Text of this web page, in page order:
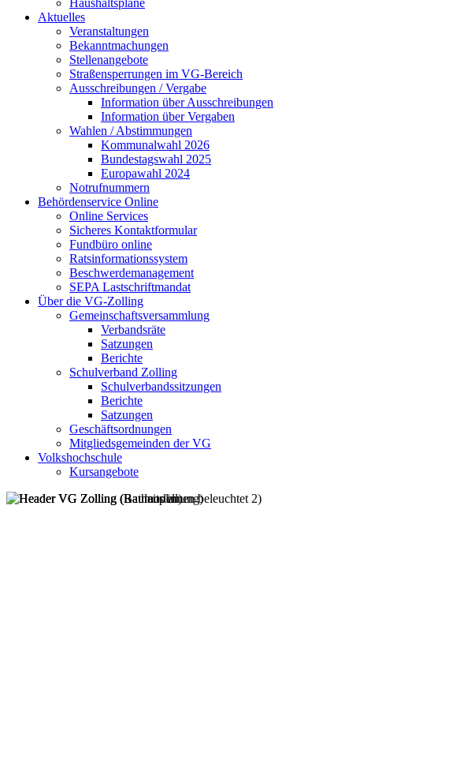
Haushaltspläne
Aktuelles
Veranstaltungen
Bekanntmachungen
Stellenangebote
Straßensperrungen im VG-Bereich
Ausschreibungen / Vergabe
Information über Ausschreibungen
Information über Vergaben
Wahlen / Abstimmungen
Kommunalwahl 2026
Bundestagswahl 2025
Europawahl 2024
Notrufnummern
Behördenservice Online
Online Services
Sicheres Kontaktformular
Fundbüro online
Ratsinformationssystem
Beschwerdemanagement
SEPA Lastschriftmandat
Über die VG-Zolling
Gemeinschaftsversammlung
Verbandsräte
Satzungen
Berichte
Schulverband Zolling
Schulverbandssitzungen
Berichte
Satzungen
Geschäftsordnungen
Mitgliedsgemeinden der VG
Volkshochschule
Kursangebote